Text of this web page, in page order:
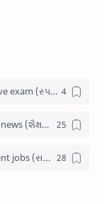
Competitive exam (સ્પર્ધાત્મક પરીક્ષા)
Education news (શૈક્ષણિક સમાચાર)
Government jobs (સરકારી નોકરી)